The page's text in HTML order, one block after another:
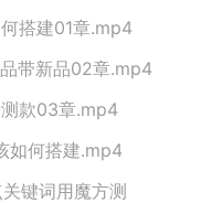
搭建01章.mp4
带新品02章.mp4
款03章.mp4
如何搭建.mp4
键词用魔方测